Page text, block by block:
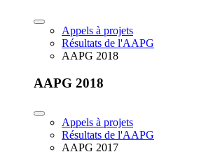
Appels à projets
Résultats de l'AAPG
AAPG 2018
AAPG 2018
Appels à projets
Résultats de l'AAPG
AAPG 2017